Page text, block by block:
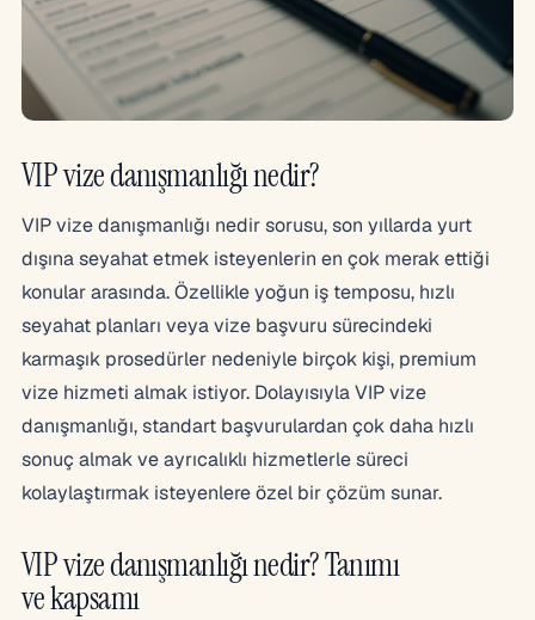
VIP vize danışmanlığı nedir?
VIP vize danışmanlığı nedir sorusu, son yıllarda yurt
dışına seyahat etmek isteyenlerin en çok merak ettiği
konular arasında. Özellikle yoğun iş temposu, hızlı
seyahat planları veya vize başvuru sürecindeki
karmaşık prosedürler nedeniyle birçok kişi, premium
vize hizmeti almak istiyor. Dolayısıyla VIP vize
danışmanlığı, standart başvurulardan çok daha hızlı
sonuç almak ve ayrıcalıklı hizmetlerle süreci
kolaylaştırmak isteyenlere özel bir çözüm sunar.
VIP vize danışmanlığı nedir? Tanımı
ve kapsamı